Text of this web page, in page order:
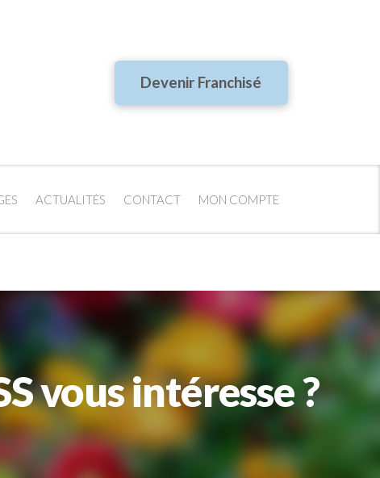
Devenir Franchisé
ACTUALITÉS CONTACT MON COMPTE
vous intéres